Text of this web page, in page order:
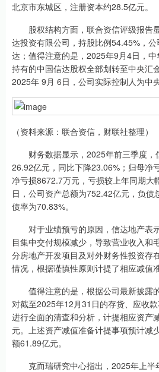
北京市东城区，注册资本约28.5亿元。
股权结构方面，联合资信评级报告
达投资有限公司，持股比例54.45%，
达；值得注意的是，2025年9月4日，
持有的中国信达股权全部划转至中央汇
2025年 9月 6日，公司实际控制人为中
（资料来源：联合资信，财联社整理）
财务数据显示，2025年前三季度，
26.92亿元，同比下降23.06%；归母净
净亏损8672.7万元，亏损较上年同期大
日，公司资产总额为752.42亿元，负债
债率为70.83%。
对于业绩预亏的原因，信达地产表
目集中交付规模减少，导致营业收入和
分房地产开发项目及对外财务性投资存
情况，根据谨慎性原则计提了相应减值准
值得注意的是，根据公司最新披露
对截至2025年12月31日的存货、应收
进行全面的清查和分析，计提相应资产
元。上述资产减值准备计提事项预计减
额61.89亿元。
克而瑞研究中心指出，2025年上半